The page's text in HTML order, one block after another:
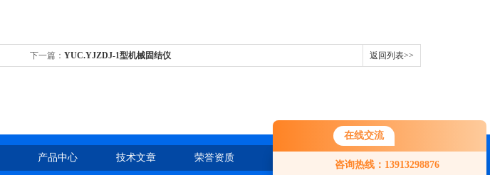
在线交流
咨询热线：13913298876
下一篇： YUC.YJZDJ-1型机械固结仪 返回列表>>
产品中心 技术文章 荣誉资质 联系我们